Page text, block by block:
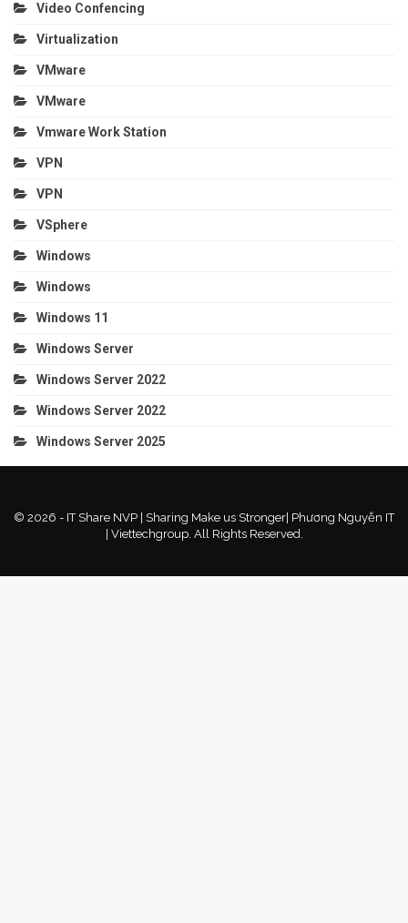
Video Confencing
Virtualization
VMware
VMware
Vmware Work Station
VPN
VPN
VSphere
Windows
Windows
Windows 11
Windows Server
Windows Server 2022
Windows Server 2022
Windows Server 2025
© 2026 - IT Share NVP | Sharing Make us Stronger| Phương Nguyễn IT
| Viettechgroup. All Rights Reserved.